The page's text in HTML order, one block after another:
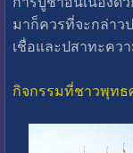
มาก็ควรที่จะกล่าว
เชื่อและปสาทะคว
กิจกรรมที่ชาวพุท